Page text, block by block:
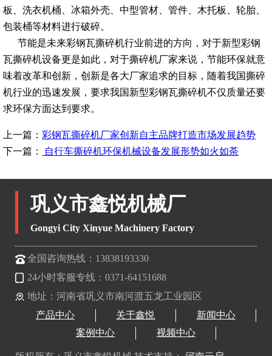
板、洗衣机桶、冰箱外壳、中型管材、管件、木托板、轮胎、
包装桶等材料进行破碎。
节能是未来彩钢瓦撕碎机行业前进的方向，对于新型彩钢
瓦撕碎机设备更是如此，对于撕碎机厂家来说，节能环保就意
味着改革和创新，创新是各大厂家追求的目标，随着我国撕碎
机行业的迅速发展，要求我国新型彩钢瓦撕碎机不仅质量还要
求环保方面达到要求。
上一篇： 彩钢瓦撕碎机厂家创新自主品牌打造市场发展趋势
下一篇：
自行车撕碎机环保机械设备发展形势如火如荼
巩义市鑫悦机械厂
Gongyi City Xinyue Machinery Factory
全国咨询热线：13838193330
24小时客服专线：0371-64151688
地址：河南省巩义市南河渡五龙工业园区
产品中心
关于鑫悦
新闻中心
案例中心
视频中心